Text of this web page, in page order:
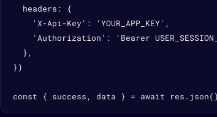
  headers: {
    'X-Api-Key': 'YOUR_APP_KEY',
'Authorization': 'Bearer
  },
})
const { success, data } = await res.json()